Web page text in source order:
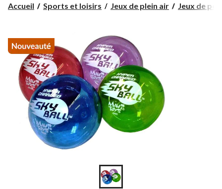
Accueil Sports et loisirs Jeux de plein air Jeux de